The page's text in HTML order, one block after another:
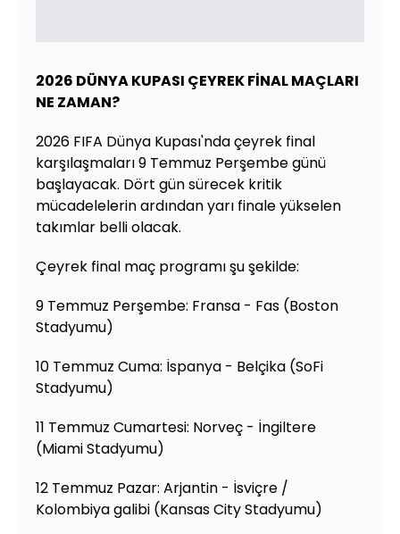
2026 DÜNYA KUPASI ÇEYREK FİNAL MAÇLARI
NE ZAMAN?
2026 FIFA Dünya Kupası'nda çeyrek final
karşılaşmaları 9 Temmuz Perşembe günü
başlayacak. Dört gün sürecek kritik
mücadelelerin ardından yarı finale yükselen
takımlar belli olacak.
Çeyrek final maç programı şu şekilde:
9 Temmuz Perşembe: Fransa - Fas (Boston
Stadyumu)
10 Temmuz Cuma: İspanya - Belçika (SoFi
Stadyumu)
11 Temmuz Cumartesi: Norveç - İngiltere
(Miami Stadyumu)
12 Temmuz Pazar: Arjantin - İsviçre /
Kolombiya galibi (Kansas City Stadyumu)